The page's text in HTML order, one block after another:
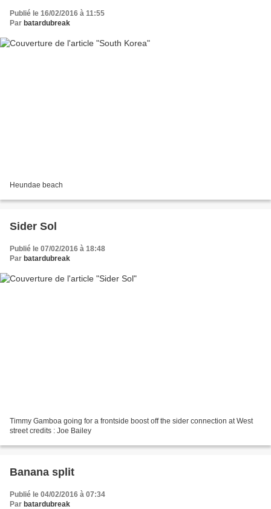
Publié le 16/02/2016 à 11:55
Par batardubreak
Heundae beach
Sider Sol
Publié le 07/02/2016 à 18:48
Par batardubreak
Timmy Gamboa going for a frontside boost off the sider connection at West
street credits : Joe Bailey
Banana split
Publié le 04/02/2016 à 07:34
Par batardubreak